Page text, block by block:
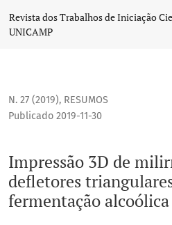
Impressão 3D de milirreatores
Revista dos Trabalhos de Iniciação
UNICAMP
N. 27 (2019), RESUMOS
Impressão 3D de
defletores
fermentação
Publicado 2019-11-30